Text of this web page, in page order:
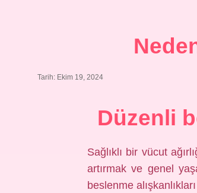
Tarih: Ekim 19, 2024
Düzenli
Sağlıklı bir vücut
artırmak ve genel
beslenme